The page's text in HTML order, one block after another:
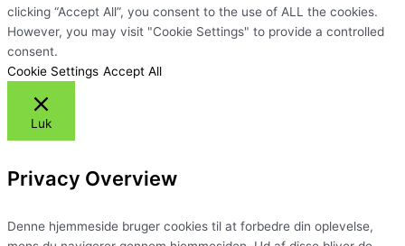
clicking “Accept All”, you consent to the use of ALL the cookies.
However, you may visit "Cookie Settings" to provide a controlled
consent.
Cookie Settings Accept All
Luk
Privacy Overview
Denne hjemmeside bruger cookies til at forbedre din oplevelse,